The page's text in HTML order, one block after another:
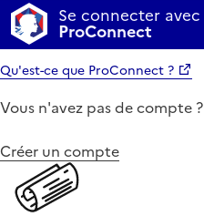
Se connecter avec
ProConnect
Qu'est-ce que ProConnect ?
Vous n'avez pas de compte ?
Créer un compte